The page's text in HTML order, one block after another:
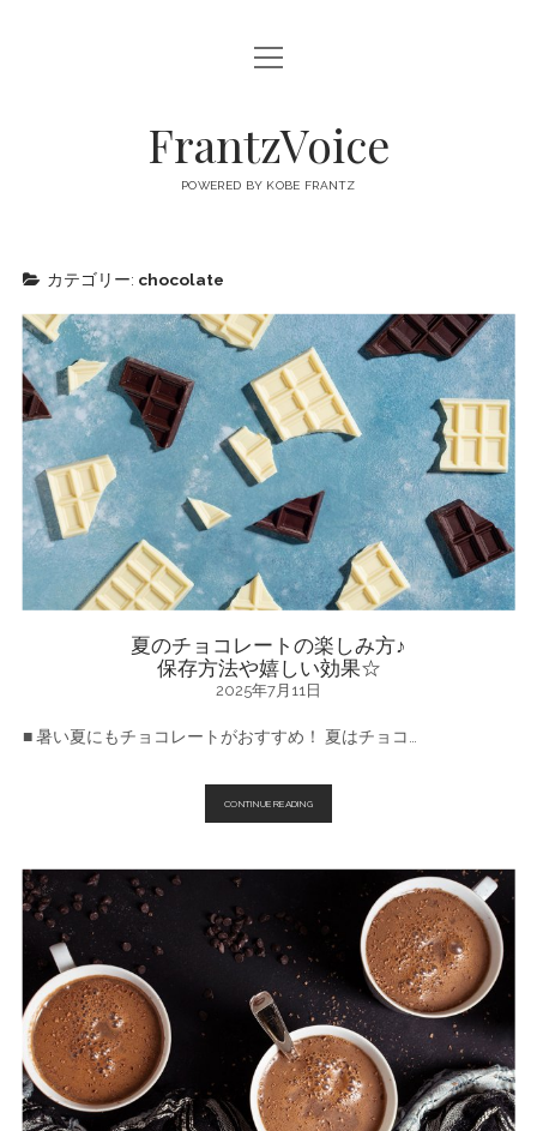
FRANTZVOICE
open
menu
FrantzVoice
POWERED BY KOBE FRANTZ
カテゴリー: chocolate
夏のチョコレートの楽しみ方♪
保存方法や嬉しい効果☆
2025年7月11日
■ 暑い夏にもチョコレートがおすすめ！ 夏はチョコ…
CONTINUE READING夏
コ
ト
み
方
♪
保
存
方
法
や
嬉